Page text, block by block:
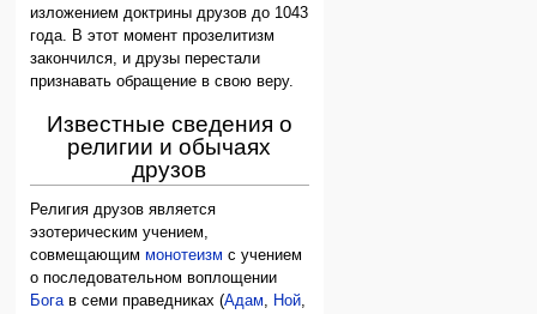
изложением доктрины друзов до 1043
года. В этот момент прозелитизм
закончился, и друзы перестали
признавать обращение в свою веру.
Известные сведения о
религии и обычаях
друзов
Религия друзов является
эзотерическим учением,
совмещающиммонотеизм с учением
о последовательном воплощении
Богав семи праведниках (Адам, Ной,